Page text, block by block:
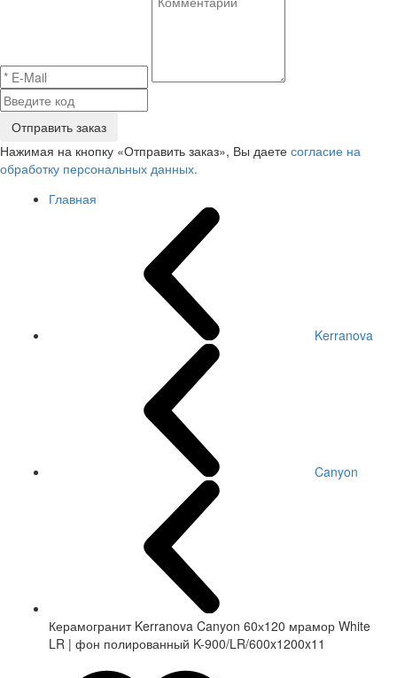
Отправить заказ
Нажимая на кнопку «Отправить заказ», Вы даете согласие на
обработку персональных данных.
Главная
Kerranova
Canyon
Керамогранит Kerranova Canyon 60х120 мрамор White
LR | фон полированный K-900/LR/600x1200x11